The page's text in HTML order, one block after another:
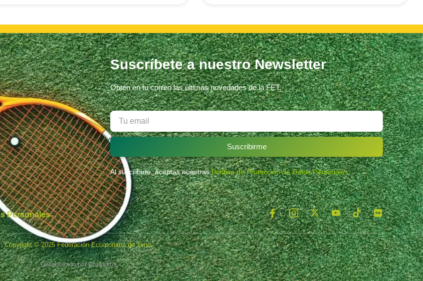
Suscríbete a nuestro Newsletter
Obtén en tu correo las últimas novedades de la FET.
Suscribirme
Al suscribirte, aceptas nuestrasPolítica de Protección de Datos Personales.
Personales
Copyright © 2025 Federación Ecuatoriana de Tenis
Desarrollado porEcuasitios